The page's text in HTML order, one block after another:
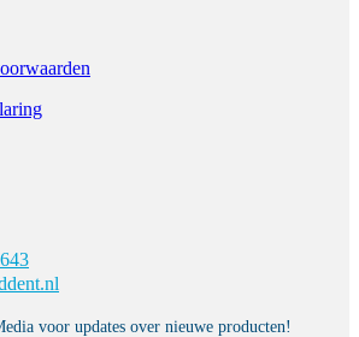
voor updates over nieuwe producten!